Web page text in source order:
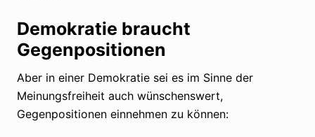
Demokratie braucht
Gegenpositionen
Aber in einer Demokratie sei es im Sinne der
Meinungsfreiheit auch wünschenswert,
Gegenpositionen einnehmen zu können: